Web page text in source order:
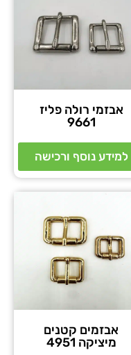
אבזמי רולה פליז
9661
למידע נוסף ורכישה
אבזמים קטנים
מיציקה 4951